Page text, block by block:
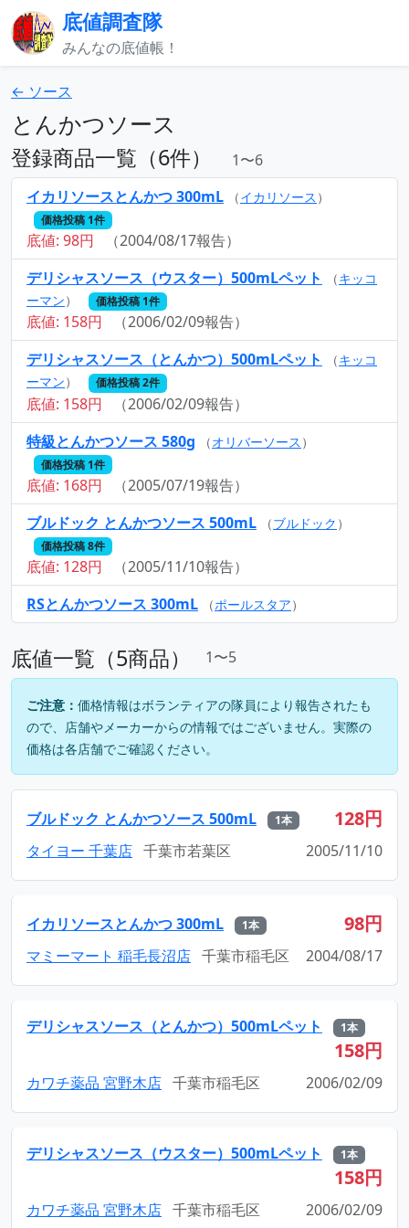
底値調査隊
みんなの底値帳！
← ソース
とんかつソース
登録商品一覧（6件）
1〜6
イカリソースとんかつ 300mL
（イカリソース ）
価格投稿 1件
底値: 98円
（2004/08/17報告）
デリシャスソース（ウスター）500mLペット
（キッコ
ーマン） 価格投稿 1件
底値: 158円
（2006/02/09報告）
デリシャスソース（とんかつ）500mLペット
（キッコ
ーマン） 価格投稿 2件
底値: 158円
（2006/02/09報告）
特級とんかつソース 580g
（オリバーソース ）
価格投稿 1件
底値: 168円
（2005/07/19報告）
ブルドック とんかつソース 500mL
（ブルドック ）
価格投稿 8件
底値: 128円
（2005/11/10報告）
RSとんかつソース 300mL
（ポールスタア）
底値一覧（5商品） 1〜5
ご注意： 価格情報はボランティアの隊員により報告されたも
ので、店舗やメーカーからの情報ではございません。実際の
価格は各店舗でご確認ください。
ブルドック とんかつソース 500mL 1本 128円
タイヨー 千葉店 千葉市若葉区 2005/11/10
イカリソースとんかつ 300mL 1本 98円
マミーマート 稲毛長沼店 千葉市稲毛区 2004/08/17
デリシャスソース（とんかつ）500mLペット 1本
158円
カワチ薬品 宮野木店 千葉市稲毛区 2006/02/09
デリシャスソース（ウスター）500mLペット 1本
158円
カワチ薬品 宮野木店 千葉市稲毛区 2006/02/09